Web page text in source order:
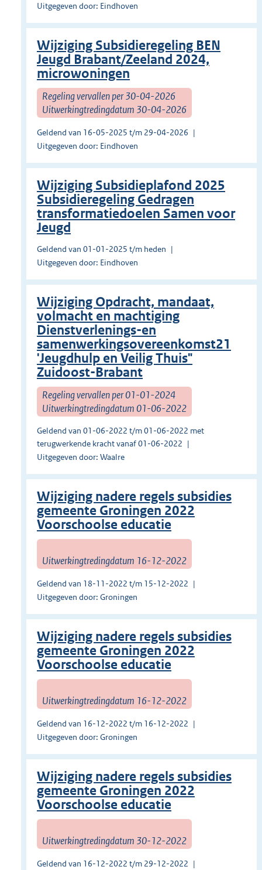
Uitgegeven door: Eindhoven
Wijziging Subsidieregeling BEN
Jeugd Brabant/Zeeland 2024,
microwoningen
Regeling vervallen per 30-04-2026
Uitwerkingtredingdatum 30-04-2026
Geldend van 16-05-2025 t/m 29-04-2026
Uitgegeven door: Eindhoven
Wijziging Subsidieplafond 2025
Subsidieregeling Gedragen
transformatiedoelen Samen voor
Jeugd
Geldend van 01-01-2025 t/m heden
Uitgegeven door: Eindhoven
Wijziging Opdracht, mandaat,
volmacht en machtiging
Dienstverlenings-en
samenwerkingsovereenkomst21
'Jeugdhulp en Veilig Thuis"
Zuidoost-Brabant
Regeling vervallen per 01-01-2024
Uitwerkingtredingdatum 01-06-2022
Geldend van 01-06-2022 t/m 01-06-2022 met
terugwerkende kracht vanaf 01-06-2022
Uitgegeven door: Waalre
Wijziging nadere regels subsidies
gemeente Groningen 2022
Voorschoolse educatie
Uitwerkingtredingdatum 16-12-2022
Geldend van 18-11-2022 t/m 15-12-2022
Uitgegeven door: Groningen
Wijziging nadere regels subsidies
gemeente Groningen 2022
Voorschoolse educatie
Uitwerkingtredingdatum 16-12-2022
Geldend van 16-12-2022 t/m 16-12-2022
Uitgegeven door: Groningen
Wijziging nadere regels subsidies
gemeente Groningen 2022
Voorschoolse educatie
Uitwerkingtredingdatum 30-12-2022
Geldend van 16-12-2022 t/m 29-12-2022